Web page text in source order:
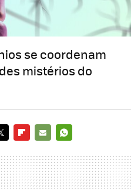
se coordenam
mistérios do
MAIL